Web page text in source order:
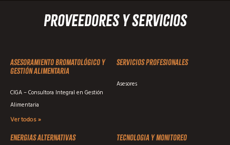
Proveedores y Servicios
Asesoramiento Bromatológico y
Gestión Alimentaria
CIGA – Consultora Integral en Gestión
Alimentaria
Ver todos »
Servicios profesionales
Asesores
Energias alternativas Tecnologia y monitoreo